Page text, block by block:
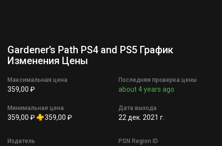
Gardener’s Path PS4 and PS5 График
Изменения Цены
Максимальная цена
359,00 ₽
Минимальная цена
359,00 ₽ 359,00 ₽
Последняя проверка цены
about 4 years ago
Дата выхода
22 дек. 2021 г.
Издатель PSN Region ID